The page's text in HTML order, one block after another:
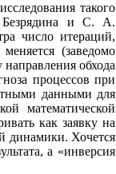
такого
Безрядина и С. А.
число итераций,
(заведомо
обхода
процессов при
данными для
математической
как заявку на
динамики. Хочется
а «инверсия